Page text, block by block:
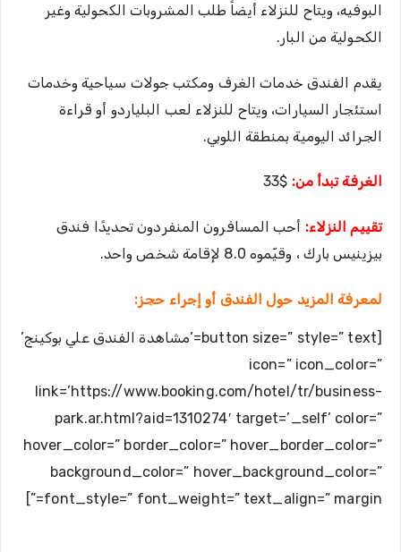
البوفيه، ويتاح للنزلاء أيضاً طلب المشروبات الكحولية وغير
الكحولية من البار.
يقدم الفندق خدمات الغرف ومكتب جولات سياحية وخدمات
استئجار السيارات، ويتاح للنزلاء لعب البلياردو أو قراءة
الجرائد اليومية بمنطقة اللوبي.
الغرفة تبدأ من: $33
تقييم النزلاء: أحب المسافرون المنفردون تحديدًا فندق
بيزينيس بارك ، وقيّموه 8.0 لإقامة شخص واحد.
لمعرفة المزيد حول الفندق أو إجراء حجز:
[button size=” style=” text=’مشاهدة الفندق علي بوكينج’
icon=” icon_color=”
link=’https://www.booking.com/hotel/tr/business-
park.ar.html?aid=1310274′ target=’_self’ color=”
hover_color=” border_color=” hover_border_color=”
background_color=” hover_background_color=”
font_style=” font_weight=” text_align=” margin=”]